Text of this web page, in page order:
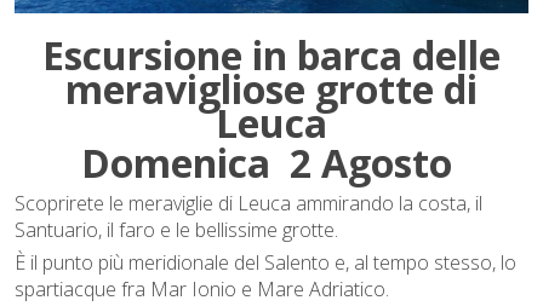
Escursione in barca delle
meravigliose grotte di
Leuca
Domenica 2 Agosto
Scoprirete le meraviglie di Leuca ammirando la costa, il
Santuario, il faro e le bellissime grotte.
È il punto più meridionale del Salento e, al tempo stesso, lo
spartiacque fra Mar Ionio e Mare Adriatico.